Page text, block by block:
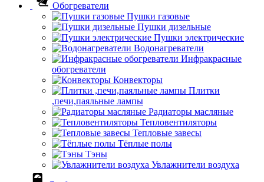
Обогреватели
Пушки газовые
Пушки дизельные
Пушки электрические
Водонагреватели
Инфракрасные
обогреватели
Конвекторы
Плитки
,печи,паяльные лампы
Радиаторы масляные
Тепловентиляторы
Тепловые завесы
Тёплые полы
Тэны
Увлажнители воздуха